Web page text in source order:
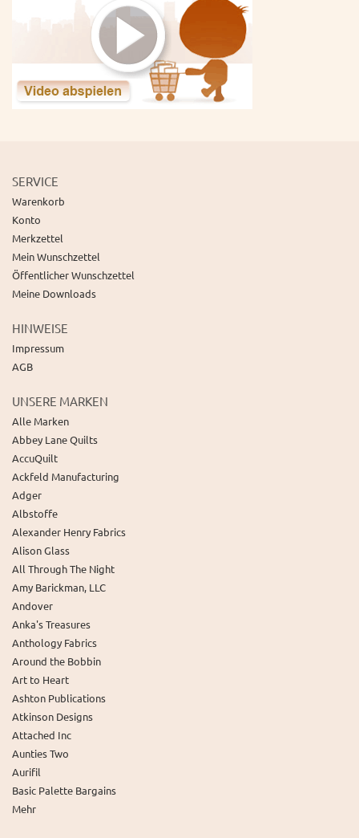
SERVICE
Warenkorb
Konto
Merkzettel
Mein Wunschzettel
Öffentlicher Wunschzettel
Meine Downloads
HINWEISE
Impressum
AGB
UNSERE MARKEN
Alle Marken
Abbey Lane Quilts
AccuQuilt
Ackfeld Manufacturing
Adger
Albstoffe
Alexander Henry Fabrics
Alison Glass
All Through The Night
Amy Barickman, LLC
Andover
Anka's Treasures
Anthology Fabrics
Around the Bobbin
Art to Heart
Ashton Publications
Atkinson Designs
Attached Inc
Aunties Two
Aurifil
Basic Palette Bargains
Mehr